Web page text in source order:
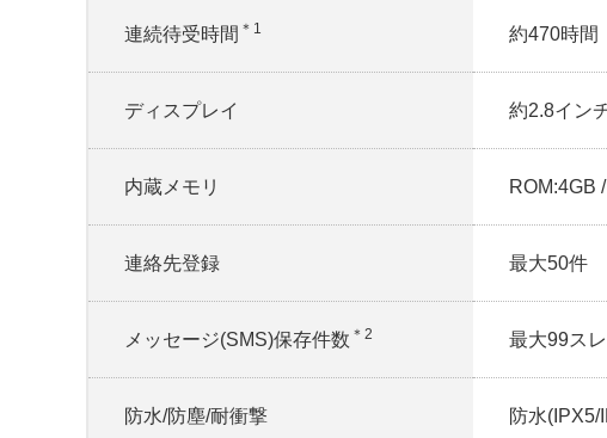
連続待受時間 ＊1 約470時間
ディスプレイ 約2.8イン
内蔵メモリ ROM:4GB
連絡先登録 最大50件
メッセージ(SMS)保存件数 ＊2 最大99ス
防水/防塵/耐衝撃 防水(IPX5/